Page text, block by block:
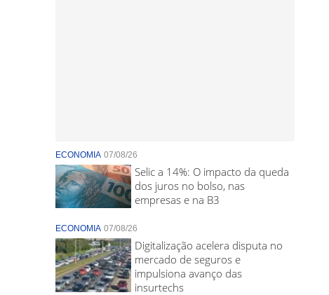
ECONOMIA 07/08/26
Selic a 14%: O impacto da queda
dos juros no bolso, nas
empresas e na B3
ECONOMIA 07/08/26
Digitalização acelera disputa no
mercado de seguros e
impulsiona avanço das
insurtechs